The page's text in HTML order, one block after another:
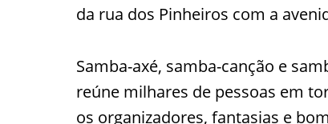
da rua dos Pinheiros com a
Samba-axé, samba-canção e
reúne milhares de pessoas em
os organizadores, fantasias e